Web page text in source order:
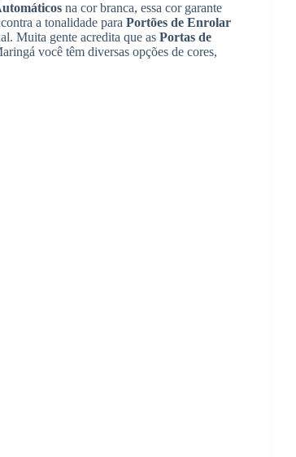
na cor branca, essa cor garante
a tonalidade para Portões de Enrolar
Muita gente acredita que as Portas de
você têm diversas opções de cores,